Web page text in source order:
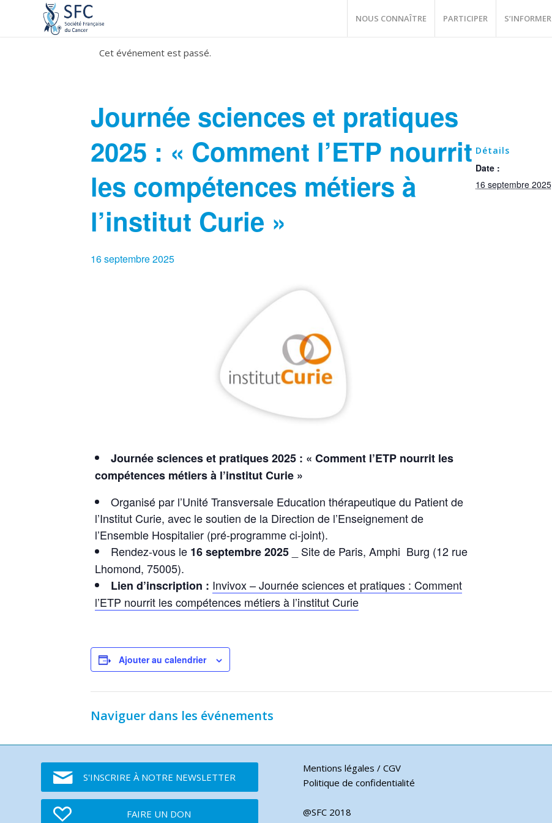
NOUS CONNAÎTRE PARTICIPER S’INFORMER
Cet événement est passé.
Journée sciences et pratiques
2025 : « Comment l’ETP nourrit
les compétences métiers à
l’institut Curie »
16 septembre 2025
Journée sciences et pratiques 2025 : « Comment l’ETP nourrit les
compétences métiers à l’institut Curie »
Organisé par l’Unité Transversale Education thérapeutique du Patient de
l’Institut Curie, avec le soutien de la Direction de l’Enseignement de
l’Ensemble Hospitalier (pré-programme ci-joint).
Rendez-vous le 16 septembre 2025 _ Site de Paris, Amphi Burg (12 rue
Lhomond, 75005).
Lien d’inscription : Invivox – Journée sciences et pratiques : Comment
l’ETP nourrit les compétences métiers à l’institut Curie
Ajouter au calendrier
Détails
Date :
16 septembre 2025
Naviguer dans les événements
S'INSCRIRE À NOTRE NEWSLETTER
FAIRE UN DON
Mentions légales / CGV
Politique de confidentialité
@SFC 2018